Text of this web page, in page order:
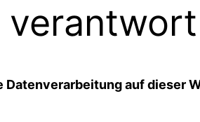
auf dieser